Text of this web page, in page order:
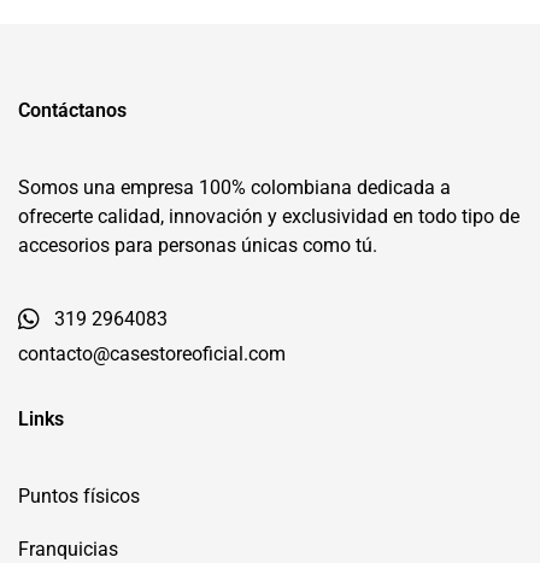
Contáctanos
Somos una empresa 100% colombiana dedicada a
ofrecerte calidad, innovación y exclusividad en todo tipo de
accesorios para personas únicas como tú.
319 2964083
contacto@casestoreoficial.com
Links
Puntos físicos
Franquicias